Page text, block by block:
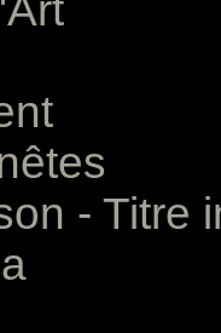
- Titre